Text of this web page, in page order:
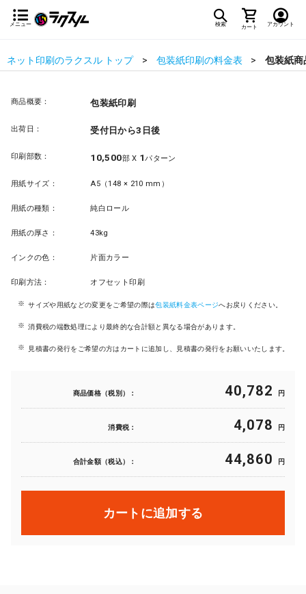
メニュー 検索 カート アカウント
ネット印刷のラクスル トップ 包装紙印刷の料金表 包装紙商
商品概要： 包装紙印刷
出荷日： 受付日から3日後
印刷部数： 10,500部 X 1パターン
用紙サイズ： A5（148 × 210 mm）
用紙の種類： 純白ロール
用紙の厚さ： 43kg
インクの色： 片面カラー
印刷方法： オフセット印刷
サイズや用紙などの変更をご希望の際は包装紙料金表ページへお戻りください。
消費税の端数処理により最終的な合計額と異なる場合があります。
見積書の発行をご希望の方はカートに追加し、見積書の発行をお願いいたします。
商品価格（税別）： 40,782 円
消費税： 4,078 円
合計金額（税込）： 44,860 円
カートに追加する